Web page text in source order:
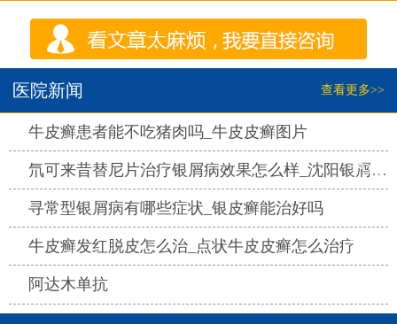
医院新闻 查看更多>>
牛皮癣患者能不吃猪肉吗_牛皮皮癣图片
氘可来昔替尼片治疗银屑病效果怎么样_沈阳银屑病医院哪家好
热点
寻常型银屑病有哪些症状_银皮癣能治好吗
牛皮癣发红脱皮怎么治_点状牛皮皮癣怎么治疗热点
阿达木单抗